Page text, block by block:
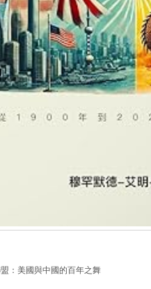
：美國與中國的百年之舞